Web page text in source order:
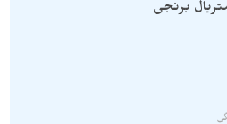
برنجی